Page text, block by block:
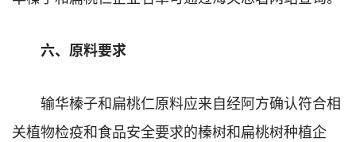
六、原料要求
输华榛子和扁桃仁原料应来自经阿方确认符合相
关植物检疫和食品安全要求的榛树和扁桃树种植企